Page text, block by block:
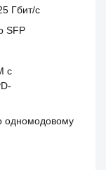
Гбит/с
SFP
с
одномодовому